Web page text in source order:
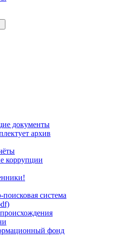
документы
архив
коррупции
система
фонд